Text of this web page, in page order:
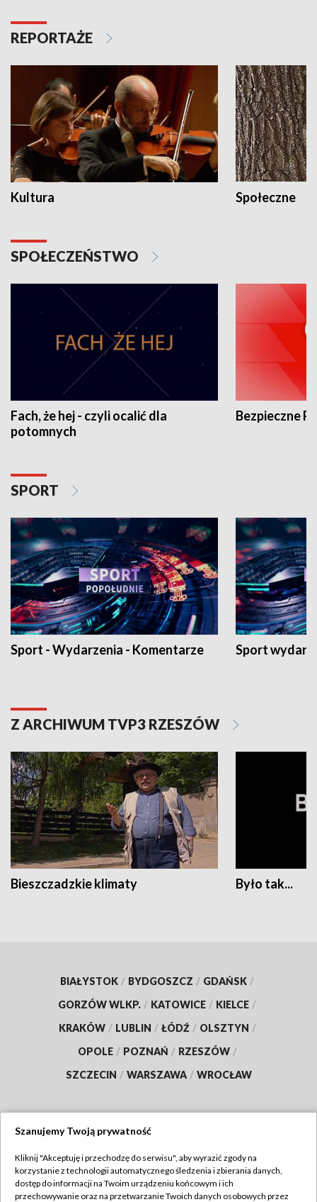
REPORTAŻE
Kultura Społeczne
SPOŁECZEŃSTWO
Fach, że hej - czyli ocalić dla
potomnych
Bezpieczne
SPORT
Sport - Wydarzenia - Komentarze Sport
Z ARCHIWUM TVP3 RZESZÓW
Bieszczadzkie klimaty Było tak...
BIAŁYSTOK / BYDGOSZCZ / GDAŃSK /
GORZÓW WLKP. / KATOWICE / KIELCE /
KRAKÓW / LUBLIN / ŁÓDŹ / OLSZTYN /
OPOLE / POZNAŃ / RZESZÓW /
SZCZECIN / WARSZAWA / WROCŁAW
TVP
Abonament TVP
Szanujemy Twoją prywatność
Kliknij "Akceptuję i przechodzę do serwisu", aby wyrazić zgody na
korzystanie z technologii automatycznego śledzenia i zbierania danych,
dostęp do informacji na Twoim urządzeniu końcowym i ich
przechowywanie oraz na przetwarzanie Twoich danych osobowych przez